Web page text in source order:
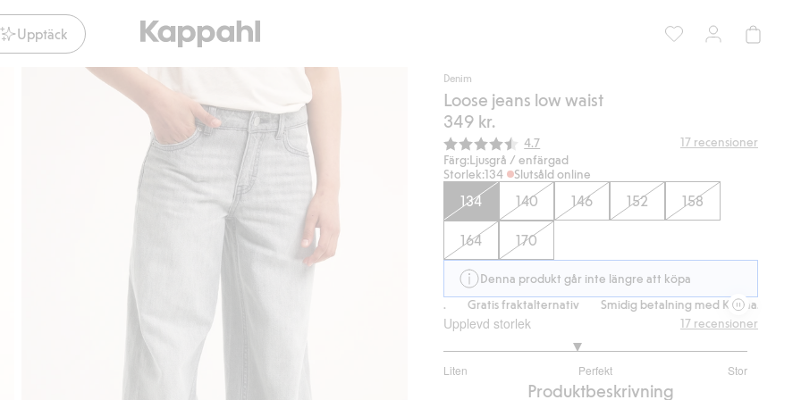
Upptäck
Denim
Loose jeans low waist
349 kr.
Snittbetyg:
4.7 17 recensioner
Färg:Ljusgrå / enfärgad
Storlek:134 Slutsåld online
134 140 146 152 158
164 170
Denna produkt går inte längre att köpa
Gratis fraktalternativ
Gratis fraktalternativ Smidig betalning med Klarna. Gratis
Upplevd storlek
Liten Perfekt Stor
utav
17 recensioner
Produktbeskrivning